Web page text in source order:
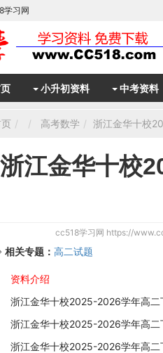
学习网
小升初资料 中考资料
高考数学 浙江金华十校
浙江金华十校
cc518学习网 https://
相关专题： 高二试题
资料介绍
浙江金华十校2025-2026学年高
浙江金华十校2025-2026学年高
浙江金华十校2025-2026学年高